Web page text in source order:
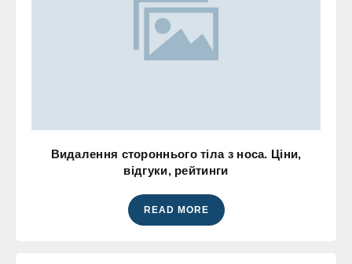
Видалення стороннього тіла з носа. Ціни,
відгуки, рейтинги
READ MORE